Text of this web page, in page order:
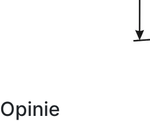
Opinie